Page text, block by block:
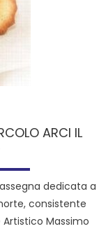
ARCI IL
dedicata a
consistente
Massimo